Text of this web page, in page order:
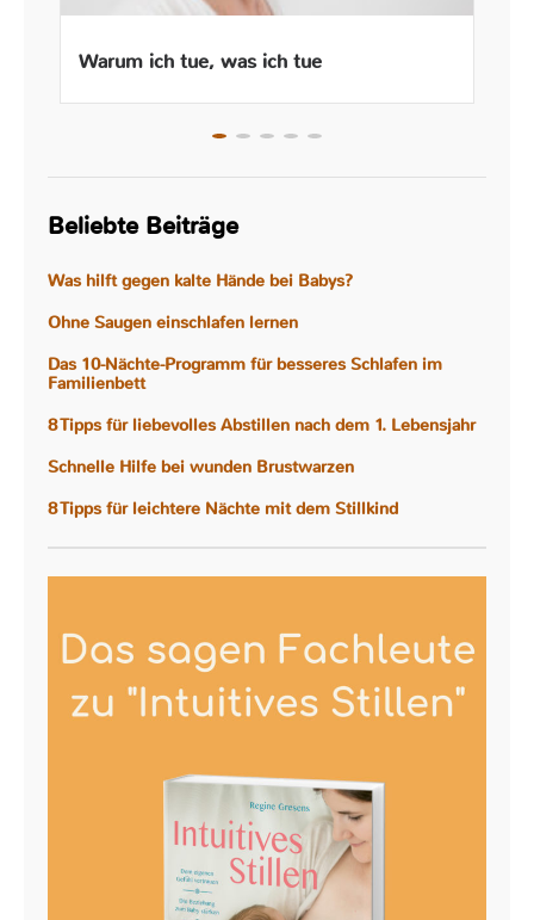
Warum ich tue, was ich tue
Beliebte Beiträge
Was hilft gegen kalte Hände bei Babys?
Ohne Saugen einschlafen lernen
Das 10-Nächte-Programm für besseres Schlafen im
Familienbett
8 Tipps für liebevolles Abstillen nach dem 1. Lebensjahr
Schnelle Hilfe bei wunden Brustwarzen
8 Tipps für leichtere Nächte mit dem Stillkind